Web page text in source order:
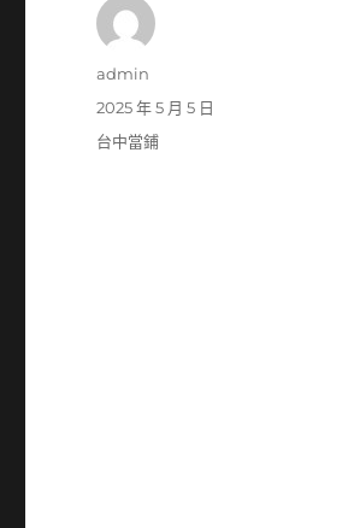
作
admin
發
佈
2025 年 5 月 5 日
分
台中當鋪